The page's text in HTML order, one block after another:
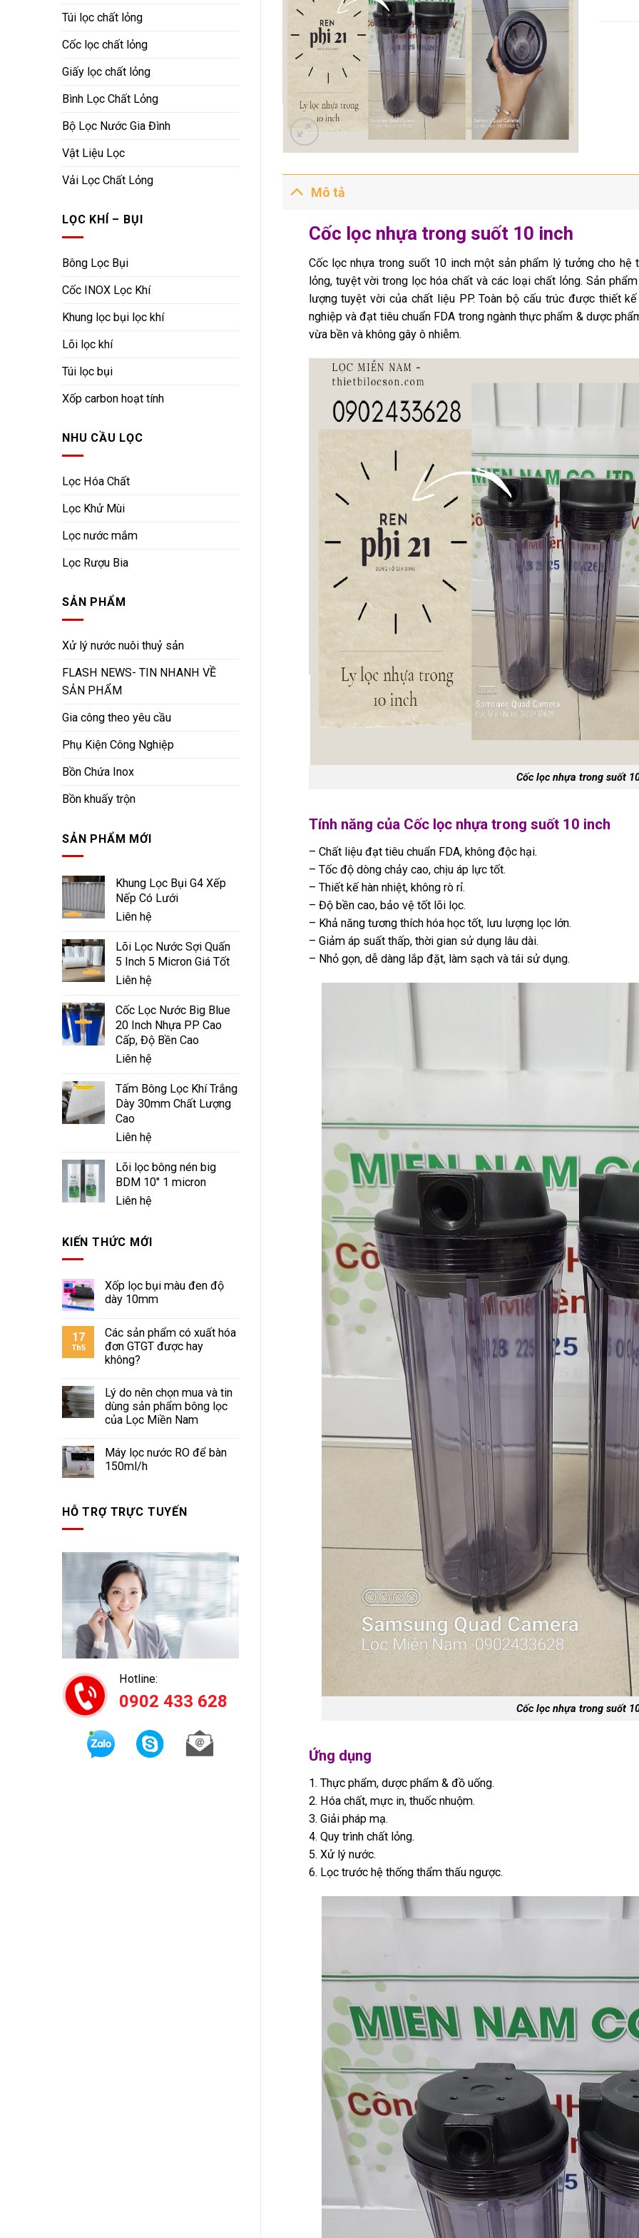
Túi lọc chất lỏng
Cốc lọc chất lỏng
Giấy lọc chất lỏng
Bình Lọc Chất Lỏng
Bộ Lọc Nước Gia Đình
Vật Liệu Lọc
Vải Lọc Chất Lỏng
LỌC KHÍ – BỤI
Bông Lọc Bụi
Cốc INOX Lọc Khí
Khung lọc bụi lọc khí
Lõi lọc khí
Túi lọc bụi
Xốp carbon hoạt tính
NHU CẦU LỌC
Lọc Hóa Chất
Lọc Khử Mùi
Lọc nước mắm
Lọc Rượu Bia
SẢN PHẨM
Xử lý nước nuôi thuỷ sản
FLASH NEWS- TIN NHANH VỀ
SẢN PHẨM
Gia công theo yêu cầu
Phụ Kiện Công Nghiệp
Bồn Chứa Inox
Bồn khuấy trộn
SẢN PHẨM MỚI
Khung Lọc Bụi G4 Xếp
Nếp Có Lưới
Liên hệ
Lõi Lọc Nước Sợi Quấn
5 Inch 5 Micron Giá Tốt
Liên hệ
Cốc Lọc Nước Big Blue
20 Inch Nhựa PP Cao
Cấp, Độ Bền Cao
Liên hệ
Tấm Bông Lọc Khí Trắng
Dày 30mm Chất Lượng
Cao
Liên hệ
Lõi lọc bông nén big
BDM 10" 1 micron
Liên hệ
KIẾN THỨC MỚI
Xốp lọc bụi màu đen độ
dày 10mm
17
Th5
Các sản phẩm có xuất hóa
đơn GTGT được hay
không?
Lý do nên chọn mua và tin
dùng sản phẩm bông lọc
của Lọc Miền Nam
Máy lọc nước RO để bàn
150ml/h
HỖ TRỢ TRỰC TUYẾN
Hotline:
0902 433 628
Mô tả
Cốc lọc nhựa trong suốt 10 inch
Cốc lọc nhựa trong suốt 10 inch một sản phẩm lý tưởng cho
lỏng, tuyệt vời trong lọc hóa chất và các loại chất lỏng. Sản phẩm
lượng tuyệt vời của chất liệu PP. Toàn bộ cấu trúc được thiết
nghiệp và đạt tiêu chuẩn FDA trong ngành thực phẩm & dược
vừa bền và không gây ô nhiễm.
Cốc lọc nhựa trong suốt
Tính năng của Cốc lọc nhựa trong suốt 10 inch
– Chất liệu đạt tiêu chuẩn FDA, không độc hại.
– Tốc độ dòng chảy cao, chịu áp lực tốt.
– Thiết kế hàn nhiệt, không rò rỉ.
– Độ bền cao, bảo vệ tốt lõi lọc.
– Khả năng tương thích hóa học tốt, lưu lượng lọc lớn.
– Giảm áp suất thấp, thời gian sử dụng lâu dài.
– Nhỏ gọn, dễ dàng lắp đặt, làm sạch và tái sử dụng.
Cốc lọc nhựa trong suốt
Ứng dụng
1. Thực phẩm, dược phẩm & đồ uống.
2. Hóa chất, mực in, thuốc nhuộm.
3. Giải pháp mạ.
4. Quy trình chất lỏng.
5. Xử lý nước.
6. Lọc trước hệ thống thẩm thấu ngược.